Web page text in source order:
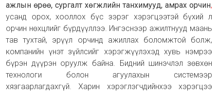
ажлын өрөө, сургалт хөгжлийн танхимууд, амрах орчин,
усанд орох, хооллох бүс зэрэг хэрэгцээтэй бүхий л
орчин нөхцлийг бүрдүүллээ. Ингэснээр ажилтнууд маань
тав тухтай, эрүүл орчинд ажиллах боломжтой болж,
компанийн үнэт зүйлсийг хэрэгжүүлэхэд хувь нэмрээ
бүрэн дүүрэн оруулж байна. Бидний шинэчлэл зөвхөн
технологи болон агуулахын системээр
хязгаарлагдахгүй. Харин хэрэглэгчдийнхээ хэрэгцээ